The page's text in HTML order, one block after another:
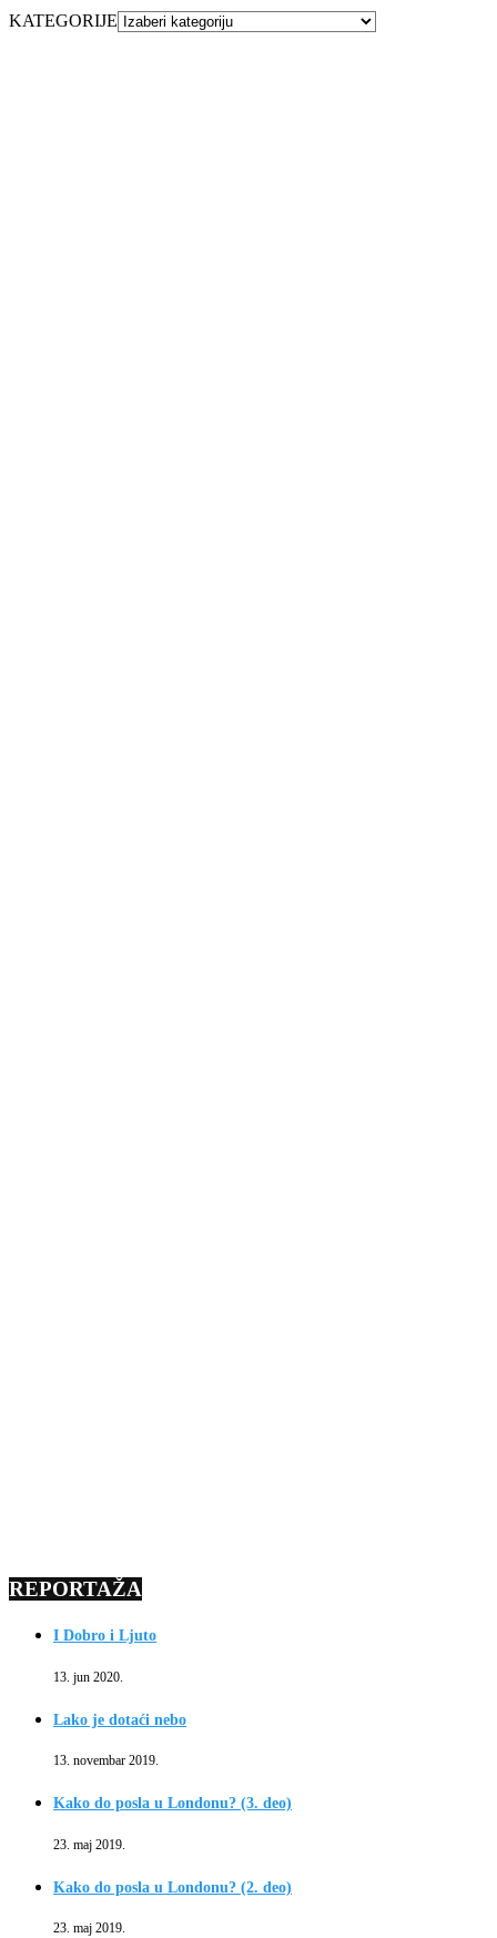
KATEGORIJE
REPORTAŽA
I Dobro i Ljuto
13. jun 2020.
Lako je dotaći nebo
13. novembar 2019.
Kako do posla u Londonu? (3. deo)
23. maj 2019.
Kako do posla u Londonu? (2. deo)
23. maj 2019.